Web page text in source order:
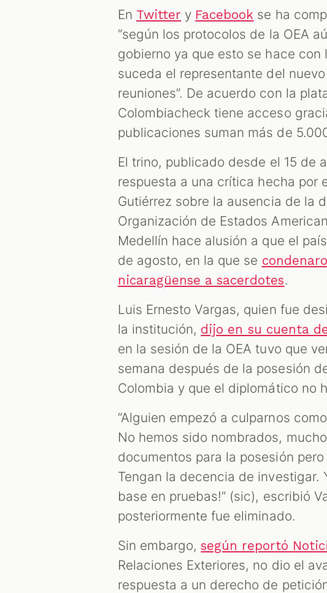
En Twitter y Facebook se ha
“según los protocolos de la OEA
gobierno ya que esto se hace
suceda el representante del
reuniones”. De acuerdo con la
Colombiacheck tiene acceso
publicaciones suman más de
El trino, publicado desde el 15 de
respuesta a una crítica hecha por
Gutiérrez sobre la ausencia de la
Organización de Estados
Medellín hace alusión a que el
de agosto, en la que se
nicaragüense a sacerdotes.
Luis Ernesto Vargas, quien fue
la institución, dijo en su cuenta
en la sesión de la OEA tuvo que
semana después de la posesión
Colombia y que el diplomático no
“Alguien empezó a culparnos
No hemos sido nombrados,
documentos para la posesión
Tengan la decencia de investigar.
base en pruebas!” (sic), escribió
posteriormente fue eliminado.
Sin embargo,según reportó
Relaciones Exteriores, no dio el
respuesta a un derecho de